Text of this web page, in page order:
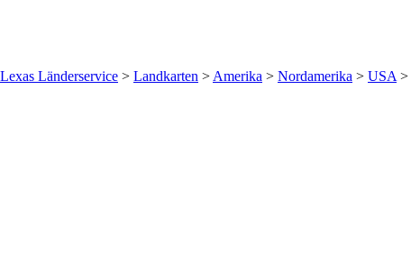
Lexas Länderservice > Landkarten > Amerika > Nordamerika > USA >